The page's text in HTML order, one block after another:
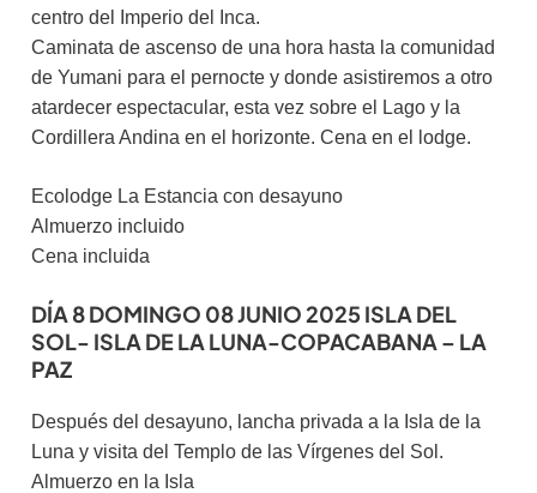
centro del Imperio del Inca.
Caminata de ascenso de una hora hasta la comunidad
de Yumani para el pernocte y donde asistiremos a otro
atardecer espectacular, esta vez sobre el Lago y la
Cordillera Andina en el horizonte. Cena en el lodge.
Ecolodge La Estancia con desayuno
Almuerzo incluido
Cena incluida
DÍA 8 DOMINGO 08 JUNIO 2025 ISLA DEL
SOL- ISLA DE LA LUNA-COPACABANA – LA
PAZ
Después del desayuno, lancha privada a la Isla de la
Luna y visita del Templo de las Vírgenes del Sol.
Almuerzo en la Isla